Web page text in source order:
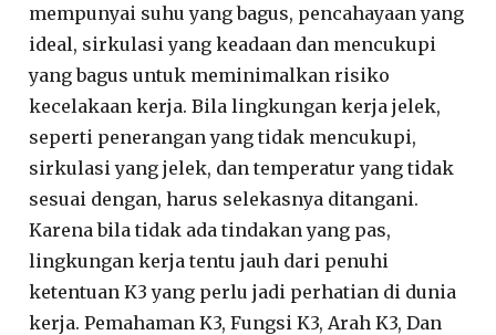
mempunyai suhu yang bagus, pencahayaan yang
ideal, sirkulasi yang keadaan dan mencukupi
yang bagus untuk meminimalkan risiko
kecelakaan kerja. Bila lingkungan kerja jelek,
seperti penerangan yang tidak mencukupi,
sirkulasi yang jelek, dan temperatur yang tidak
sesuai dengan, harus selekasnya ditangani.
Karena bila tidak ada tindakan yang pas,
lingkungan kerja tentu jauh dari penuhi
ketentuan K3 yang perlu jadi perhatian di dunia
kerja. Pemahaman K3, Fungsi K3, Arah K3, Dan